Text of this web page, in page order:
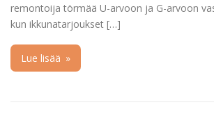
remontoija törmää U-arvoon ja G-arvoon
kun ikkunatarjoukset […]
Lue lisää »